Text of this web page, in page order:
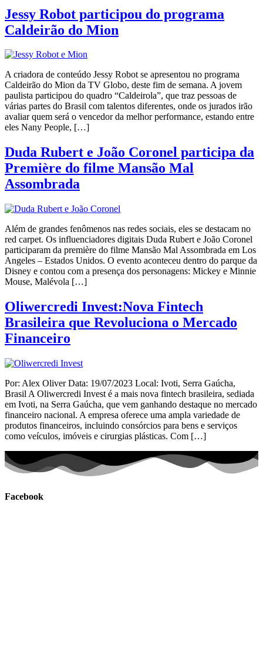
Jessy Robot participou do programa
Caldeirão do Mion
A criadora de conteúdo Jessy Robot se apresentou no programa
Caldeirão do Mion da TV Globo, deste fim de semana. A jovem
paulista participou do quadro “Caldeirola”, que traz pessoas de
várias partes do Brasil com talentos diferentes, onde os jurados irão
avaliar quem será o vencedor da melhor performance, estando entre
eles Nany People, […]
Duda Rubert e João Coronel participa da
Première do filme Mansão Mal
Assombrada
Além de grandes fenômenos nas redes sociais, eles se destacam no
red carpet. Os influenciadores digitais Duda Rubert e João Coronel
participaram da première do filme Mansão Mal Assombrada em Los
Angeles – Estados Unidos. O evento aconteceu dentro do parque da
Disney e contou com a presença dos personagens: Mickey e Minnie
Mouse, Malévola […]
Oliwercredi Invest:Nova Fintech
Brasileira que Revoluciona o Mercado
Financeiro
Por: Alex Oliver Data: 19/07/2023 Local: Ivoti, Serra Gaúcha,
Brasil A Oliwercredi Invest é a mais nova fintech brasileira, sediada
em Ivoti, na Serra Gaúcha, que vem ganhando destaque no mercado
financeiro nacional. A empresa oferece uma ampla variedade de
produtos financeiros, incluindo consórcios para bens e serviços
como veículos, imóveis e cirurgias plásticas. Com […]
Facebook